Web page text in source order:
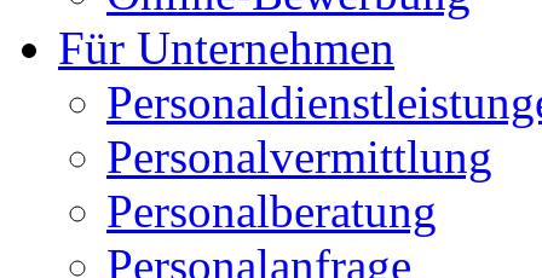
Für Unternehmen
Personalvermittlung
Personalberatung
Personalanfrage